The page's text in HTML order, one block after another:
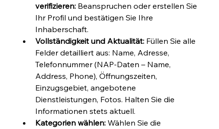
verifizieren: Beanspruchen oder erstellen Sie
Ihr Profil und bestätigen Sie Ihre
Inhaberschaft.
Vollständigkeit und Aktualität: Füllen Sie alle
Felder detailliert aus: Name, Adresse,
Telefonnummer (NAP-Daten – Name,
Address, Phone), Öffnungszeiten,
Einzugsgebiet, angebotene
Dienstleistungen, Fotos. Halten Sie die
Informationen stets aktuell.
Kategorien wählen: Wählen Sie die